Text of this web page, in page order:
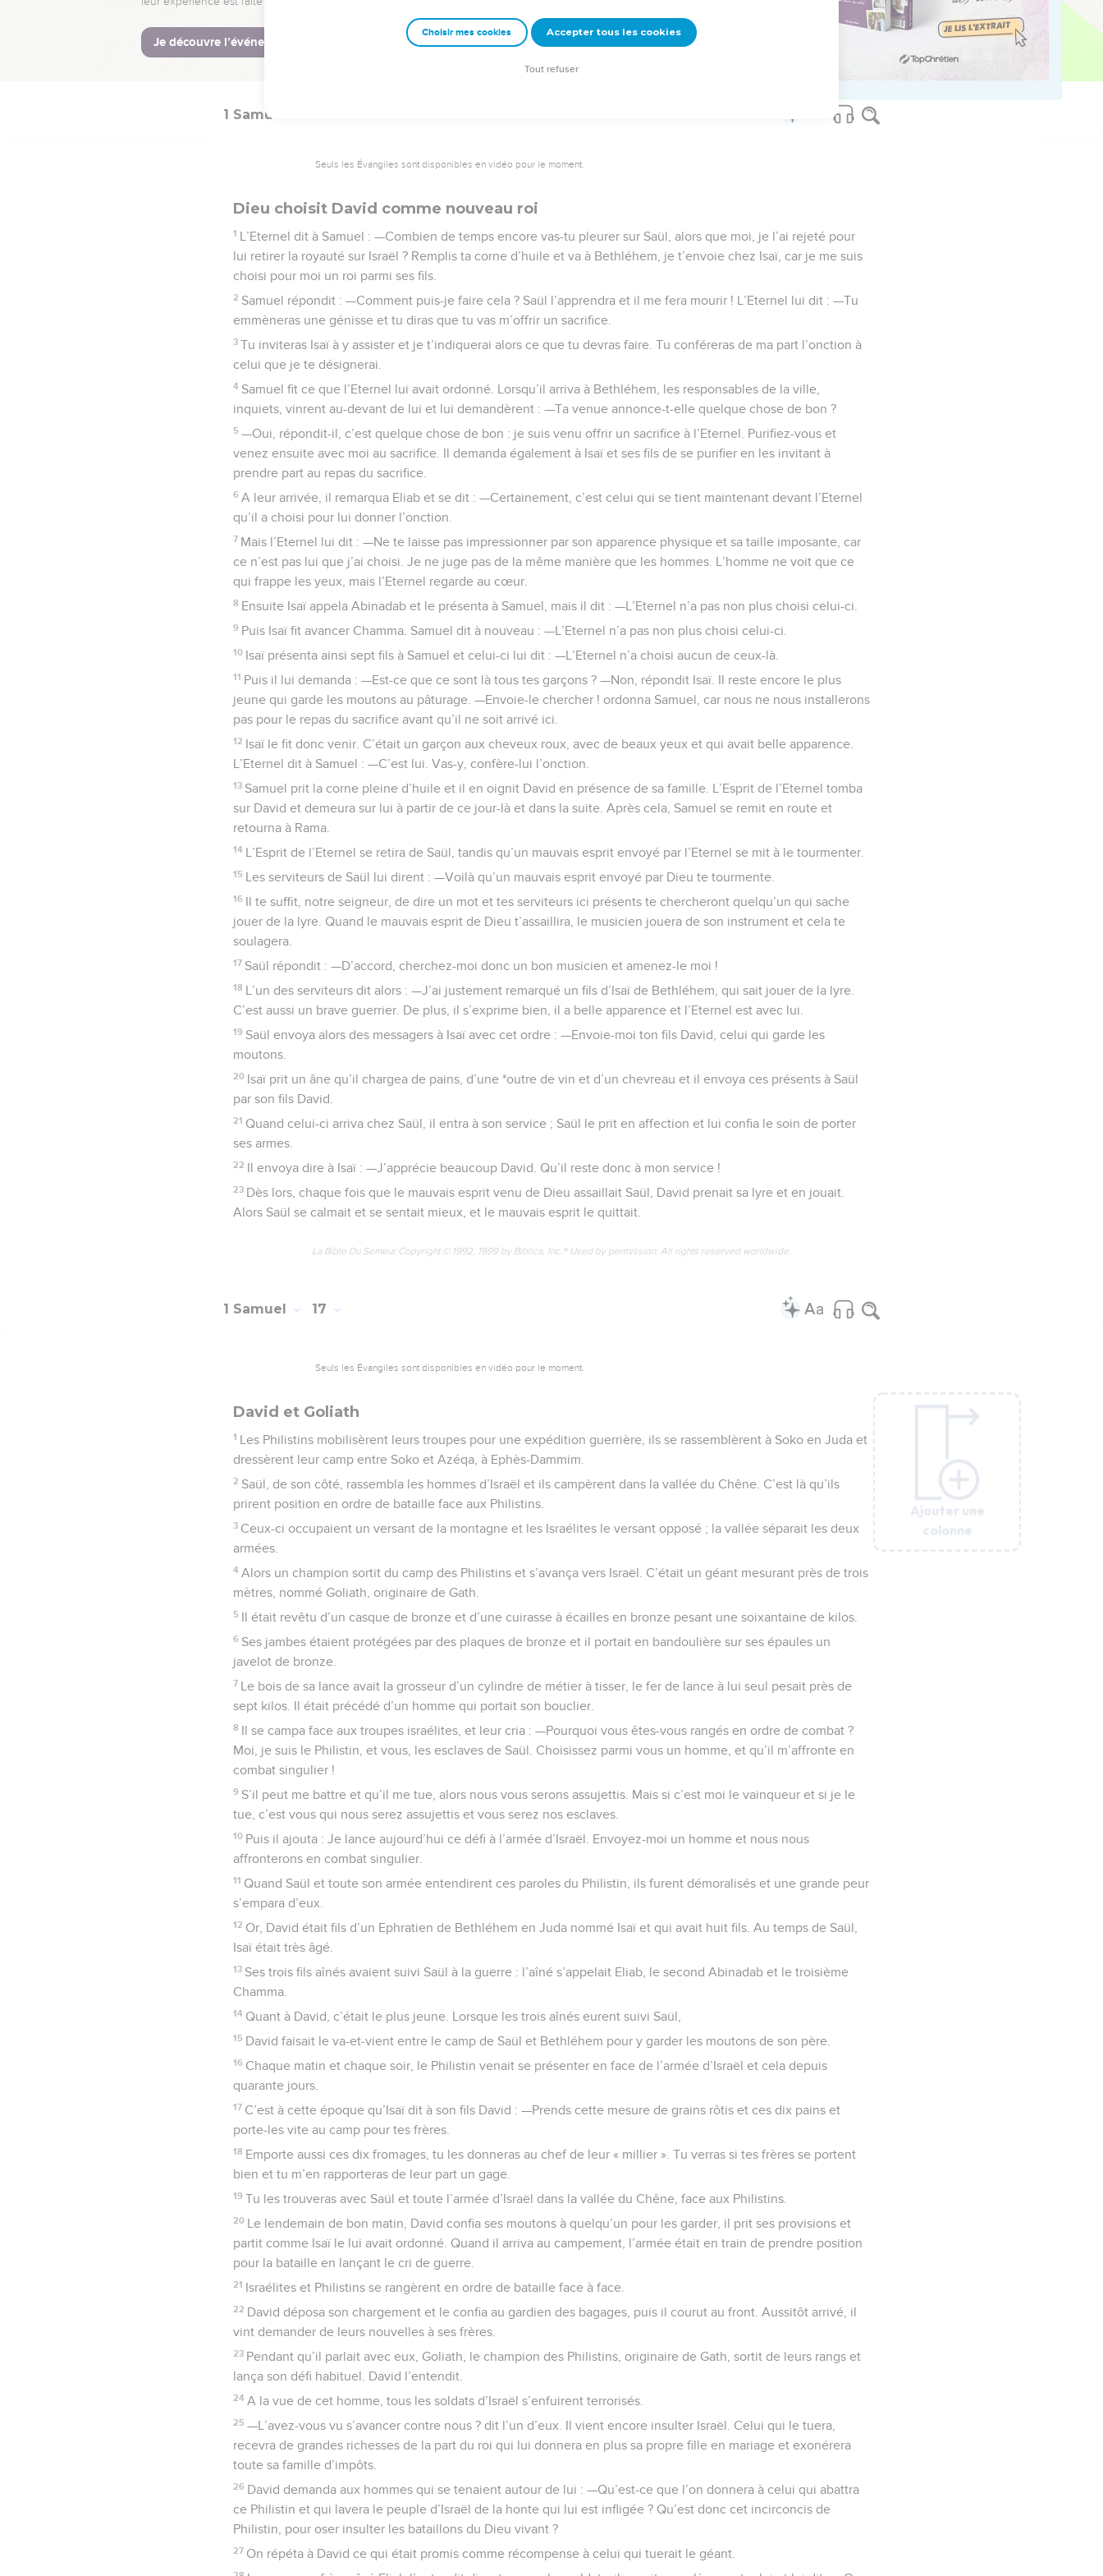
l’Eternel avait décidé d’annuler ce qu’il avait fait en l’établissant roi sur Israël.
La Bible Du Semeur Copyright © 1992, 1999 by Biblica, Inc.® Used by permission. All rights reserved worldwide.
Ajouter une
colonne
1 Samuel
Seuls les Évangiles sont disponibles en vidéo pour le moment.
Dieu choisit David comme nouveau roi
1 L’Eternel dit à Samuel : —Combien de temps encore vas-tu pleurer sur Saül, alors que moi, je l’ai rejeté pour
lui retirer la royauté sur Israël ? Remplis ta corne d’huile et va à Bethléhem, je t’envoie chez Isaï, car je me suis
choisi pour moi un roi parmi ses fils.
2 Samuel répondit : —Comment puis-je faire cela ? Saül l’apprendra et il me fera mourir ! L’Eternel lui dit : —Tu
emmèneras une génisse et tu diras que tu vas m’offrir un sacrifice.
3 Tu inviteras Isaï à y assister et je t’indiquerai alors ce que tu devras faire. Tu conféreras de ma part l’onction à
celui que je te désignerai.
4 Samuel fit ce que l’Eternel lui avait ordonné. Lorsqu’il arriva à Bethléhem, les responsables de la ville,
inquiets, vinrent au-devant de lui et lui demandèrent : —Ta venue annonce-t-elle quelque chose de bon ?
5 —Oui, répondit-il, c’est quelque chose de bon : je suis venu offrir un sacrifice à l’Eternel. Purifiez-vous et
venez ensuite avec moi au sacrifice. Il demanda également à Isaï et ses fils de se purifier en les invitant à
prendre part au repas du sacrifice.
6 A leur arrivée, il remarqua Eliab et se dit : —Certainement, c’est celui qui se tient maintenant devant l’Eternel
qu’il a choisi pour lui donner l’onction.
7 Mais l’Eternel lui dit : —Ne te laisse pas impressionner par son apparence physique et sa taille imposante, car
ce n’est pas lui que j’ai choisi. Je ne juge pas de la même manière que les hommes. L’homme ne voit que ce
qui frappe les yeux, mais l’Eternel regarde au cœur.
8 Ensuite Isaï appela Abinadab et le présenta à Samuel, mais il dit : —L’Eternel n’a pas non plus choisi celui-ci.
9 Puis Isaï fit avancer Chamma. Samuel dit à nouveau : —L’Eternel n’a pas non plus choisi celui-ci.
10 Isaï présenta ainsi sept fils à Samuel et celui-ci lui dit : —L’Eternel n’a choisi aucun de ceux-là.
11 Puis il lui demanda : —Est-ce que ce sont là tous tes garçons ? —Non, répondit Isaï. Il reste encore le plus
jeune qui garde les moutons au pâturage. —Envoie-le chercher ! ordonna Samuel, car nous ne nous installerons
pas pour le repas du sacrifice avant qu’il ne soit arrivé ici.
12 Isaï le fit donc venir. C’était un garçon aux cheveux roux, avec de beaux yeux et qui avait belle apparence.
L’Eternel dit à Samuel : —C’est lui. Vas-y, confère-lui l’onction.
13 Samuel prit la corne pleine d’huile et il en oignit David en présence de sa famille. L’Esprit de l’Eternel tomba
sur David et demeura sur lui à partir de ce jour-là et dans la suite. Après cela, Samuel se remit en route et
retourna à Rama.
14 L’Esprit de l’Eternel se retira de Saül, tandis qu’un mauvais esprit envoyé par l’Eternel se mit à le tourmenter.
15 Les serviteurs de Saül lui dirent : —Voilà qu’un mauvais esprit envoyé par Dieu te tourmente.
16 Il te suffit, notre seigneur, de dire un mot et tes serviteurs ici présents te chercheront quelqu’un qui sache
jouer de la lyre. Quand le mauvais esprit de Dieu t’assaillira, le musicien jouera de son instrument et cela te
soulagera.
17 Saül répondit : —D’accord, cherchez-moi donc un bon musicien et amenez-le moi !
18 L’un des serviteurs dit alors : —J’ai justement remarqué un fils d’Isaï de Bethléhem, qui sait jouer de la lyre.
C’est aussi un brave guerrier. De plus, il s’exprime bien, il a belle apparence et l’Eternel est avec lui.
19 Saül envoya alors des messagers à Isaï avec cet ordre : —Envoie-moi ton fils David, celui qui garde les
moutons.
20 Isaï prit un âne qu’il chargea de pains, d’une *outre de vin et d’un chevreau et il envoya ces présents à Saül
par son fils David.
21 Quand celui-ci arriva chez Saül, il entra à son service ; Saül le prit en affection et lui confia le soin de porter
ses armes.
22 Il envoya dire à Isaï : —J’apprécie beaucoup David. Qu’il reste donc à mon service !
23 Dès lors, chaque fois que le mauvais esprit venu de Dieu assaillait Saül, David prenait sa lyre et en jouait.
Alors Saül se calmait et se sentait mieux, et le mauvais esprit le quittait.
La Bible Du Semeur Copyright © 1992, 1999 by Biblica, Inc.® Used by permission. All rights reserved worldwide.
Ajouter une
colonne
1 Samuel 17
Seuls les Évangiles sont disponibles en vidéo pour le moment.
David et Goliath
1 Les Philistins mobilisèrent leurs troupes pour une expédition guerrière, ils se rassemblèrent à Soko en Juda et
dressèrent leur camp entre Soko et Azéqa, à Ephès-Dammim.
2 Saül, de son côté, rassembla les hommes d’Israël et ils campèrent dans la vallée du Chêne. C’est là qu’ils
prirent position en ordre de bataille face aux Philistins.
3 Ceux-ci occupaient un versant de la montagne et les Israélites le versant opposé ; la vallée séparait les deux
armées.
4 Alors un champion sortit du camp des Philistins et s’avança vers Israël. C’était un géant mesurant près de trois
mètres, nommé Goliath, originaire de Gath.
5 Il était revêtu d’un casque de bronze et d’une cuirasse à écailles en bronze pesant une soixantaine de kilos.
6 Ses jambes étaient protégées par des plaques de bronze et il portait en bandoulière sur ses épaules un
javelot de bronze.
7 Le bois de sa lance avait la grosseur d’un cylindre de métier à tisser, le fer de lance à lui seul pesait près de
sept kilos. Il était précédé d’un homme qui portait son bouclier.
8 Il se campa face aux troupes israélites, et leur cria : —Pourquoi vous êtes-vous rangés en ordre de combat ?
Moi, je suis le Philistin, et vous, les esclaves de Saül. Choisissez parmi vous un homme, et qu’il m’affronte en
combat singulier !
9 S’il peut me battre et qu’il me tue, alors nous vous serons assujettis. Mais si c’est moi le vainqueur et si je le
tue, c’est vous qui nous serez assujettis et vous serez nos esclaves.
10 Puis il ajouta : Je lance aujourd’hui ce défi à l’armée d’Israël. Envoyez-moi un homme et nous nous
affronterons en combat singulier.
11 Quand Saül et toute son armée entendirent ces paroles du Philistin, ils furent démoralisés et une grande peur
s’empara d’eux.
12 Or, David était fils d’un Ephratien de Bethléhem en Juda nommé Isaï et qui avait huit fils. Au temps de Saül,
Isaï était très âgé.
13 Ses trois fils aînés avaient suivi Saül à la guerre : l’aîné s’appelait Eliab, le second Abinadab et le troisième
Chamma.
14 Quant à David, c’était le plus jeune. Lorsque les trois aînés eurent suivi Saül,
15 David faisait le va-et-vient entre le camp de Saül et Bethléhem pour y garder les moutons de son père.
16 Chaque matin et chaque soir, le Philistin venait se présenter en face de l’armée d’Israël et cela depuis
quarante jours.
17 C’est à cette époque qu’Isaï dit à son fils David : —Prends cette mesure de grains rôtis et ces dix pains et
porte-les vite au camp pour tes frères.
18 Emporte aussi ces dix fromages, tu les donneras au chef de leur « millier ». Tu verras si tes frères se portent
bien et tu m’en rapporteras de leur part un gage.
19 Tu les trouveras avec Saül et toute l’armée d’Israël dans la vallée du Chêne, face aux Philistins.
20 Le lendemain de bon matin, David confia ses moutons à quelqu’un pour les garder, il prit ses provisions et
partit comme Isaï le lui avait ordonné. Quand il arriva au campement, l’armée était en train de prendre position
pour la bataille en lançant le cri de guerre.
21 Israélites et Philistins se rangèrent en ordre de bataille face à face.
22 David déposa son chargement et le confia au gardien des bagages, puis il courut au front. Aussitôt arrivé, il
vint demander de leurs nouvelles à ses frères.
23 Pendant qu’il parlait avec eux, Goliath, le champion des Philistins, originaire de Gath, sortit de leurs rangs et
lança son défi habituel. David l’entendit.
24 A la vue de cet homme, tous les soldats d’Israël s’enfuirent terrorisés.
25 —L’avez-vous vu s’avancer contre nous ? dit l’un d’eux. Il vient encore insulter Israël. Celui qui le tuera,
recevra de grandes richesses de la part du roi qui lui donnera en plus sa propre fille en mariage et exonérera
toute sa famille d’impôts.
26 David demanda aux hommes qui se tenaient autour de lui : —Qu’est-ce que l’on donnera à celui qui abattra
ce Philistin et qui lavera le peuple d’Israël de la honte qui lui est infligée ? Qu’est donc cet incirconcis de
Philistin, pour oser insulter les bataillons du Dieu vivant ?
27 On répéta à David ce qui était promis comme récompense à celui qui tuerait le géant.
Ajouter une
colonne
Ajouter une
colonne
Ajouter une
colonne
Ajouter une
colonne
Choisir mes cookies Accepter tous les cookies
Tout refuser